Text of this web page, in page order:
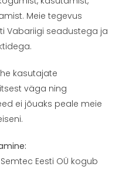
Meie tegevus
Vabariigi seadustega ja
kasutajate
väga ning
ei jõuaks peale meie
Eesti OÜ kogub